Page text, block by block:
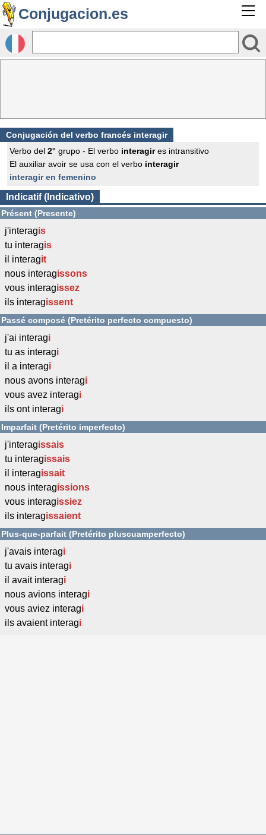
Conjugacion.es
Conjugación del verbo francés interagir
Verbo del 2° grupo - El verbo interagires intransitivo
El auxiliar avoir se usa con el verbo interagir
interagir en femenino
Indicatif (Indicativo)
Présent (Presente)
j'interagis
tu interagis
il interagit
nous interagissons
vous interagissez
ils interagissent
Passé composé (Pretérito perfecto compuesto)
j'ai interagi
tu as interagi
il a interagi
nous avons interagi
vous avez interagi
ils ont interagi
Imparfait (Pretérito imperfecto)
j'interagissais
tu interagissais
il interagissait
nous interagissions
vous interagissiez
ils interagissaient
Plus-que-parfait (Pretérito pluscuamperfecto)
j'avais interagi
tu avais interagi
il avait interagi
nous avions interagi
vous aviez interagi
ils avaient interagi